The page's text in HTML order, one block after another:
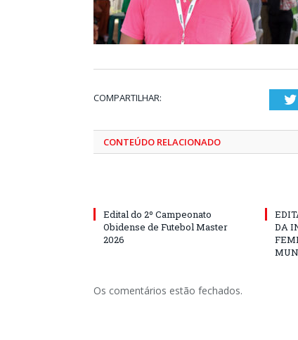
COMPARTILHAR:
CONTEÚDO RELACIONADO
Edital do 2º Campeonato
Obidense de Futebol Master
2026
DA
Os comentários estão fechados.